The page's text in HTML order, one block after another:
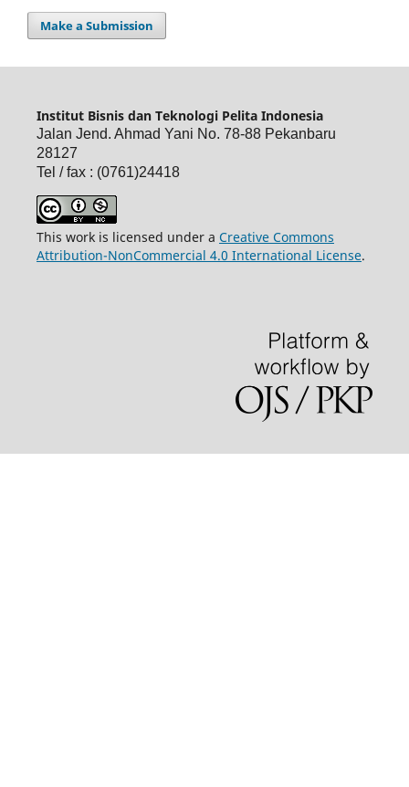
Make a Submission
Institut Bisnis dan Teknologi Pelita Indonesia
Jalan Jend. Ahmad Yani No. 78-88 Pekanbaru
28127
Tel / fax : (0761)24418
This work is licensed under a Creative Commons
Attribution-NonCommercial 4.0 International License.